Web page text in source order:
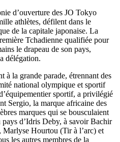
d’ouverture des JO Tokyo
athlètes, défilent dans le
de la capitale japonaise. La
Tchadienne qualifiée pour
le drapeau de son pays,
délégation.
à la grande parade, étrennant des
national olympique et sportif
sportif, a privilégié
Sergio, la marque africaine des
marques qui se bousculaient
d’Idris Deby, à savoir Bachir
Marlyse Hourtou (Tir à l’arc) et
les autres membres de la